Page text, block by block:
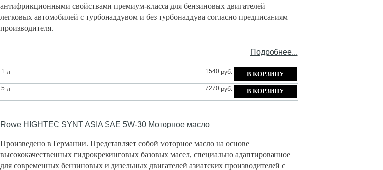
антифрикционными свойствами премиум-класса для бензиновых двигателей
легковых автомобилей с турбонаддувом и без турбонаддува согласно предписаниям
производителя.
Подробнее...
1 л 1540 руб.
5 л 7270 руб.
RoweHIGHTEC SYNT ASIA SAE 5W-30 Моторное масло
Произведено в Германии. Представляет собой моторное масло на основе
высококачественных гидрокрекинговых базовых масел, специально адаптированное
для современных бензиновых и дизельных двигателей азиатских производителей с